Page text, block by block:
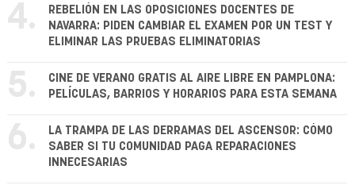
4.
REBELIÓN EN LAS OPOSICIONES DOCENTES DE
NAVARRA: PIDEN CAMBIAR EL EXAMEN POR UN TEST Y
ELIMINAR LAS PRUEBAS ELIMINATORIAS
5.
CINE DE VERANO GRATIS AL AIRE LIBRE EN PAMPLONA:
PELÍCULAS, BARRIOS Y HORARIOS PARA ESTA SEMANA
6.
LA TRAMPA DE LAS DERRAMAS DEL ASCENSOR: CÓMO
SABER SI TU COMUNIDAD PAGA REPARACIONES
INNECESARIAS